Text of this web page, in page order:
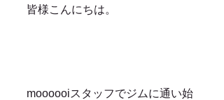
皆様こんにちは。
moooooiスタッフでジムに通い始